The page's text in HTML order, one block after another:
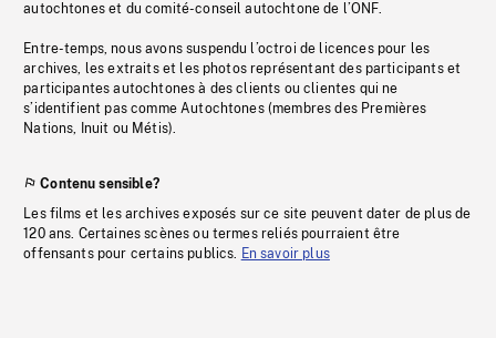
autochtones et du comité-conseil autochtone de l’ONF.
Entre-temps, nous avons suspendu l’octroi de licences pour les
archives, les extraits et les photos représentant des participants et
participantes autochtones à des clients ou clientes qui ne
s’identifient pas comme Autochtones (membres des Premières
Nations, Inuit ou Métis).
Contenu sensible?
Les films et les archives exposés sur ce site peuvent dater de plus de
120 ans. Certaines scènes ou termes reliés pourraient être
offensants pour certains publics. En savoir plus